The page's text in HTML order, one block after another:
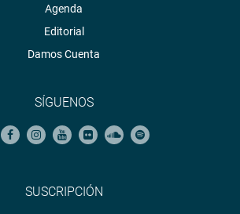
Agenda
Editorial
Damos Cuenta
SÍGUENOS
SUSCRIPCIÓN